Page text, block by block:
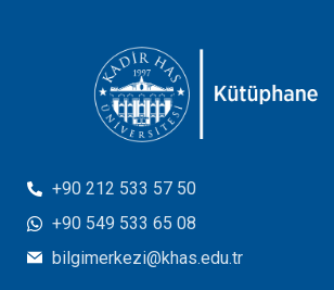
+90 212 533 57 50
+90 549 533 65 08
bilgimerkezi@khas.edu.tr